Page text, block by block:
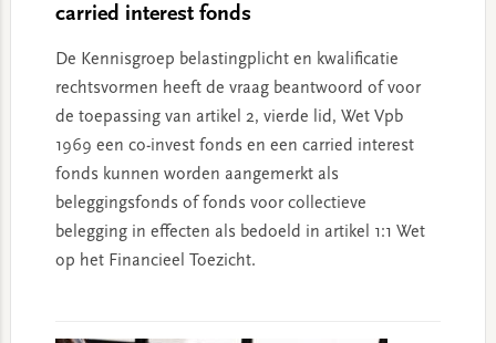
carried interest fonds
De Kennisgroep belastingplicht en kwalificatie
rechtsvormen heeft de vraag beantwoord of voor
de toepassing van artikel 2, vierde lid, Wet Vpb
1969 een co-invest fonds en een carried interest
fonds kunnen worden aangemerkt als
beleggingsfonds of fonds voor collectieve
belegging in effecten als bedoeld in artikel 1:1 Wet
op het Financieel Toezicht.